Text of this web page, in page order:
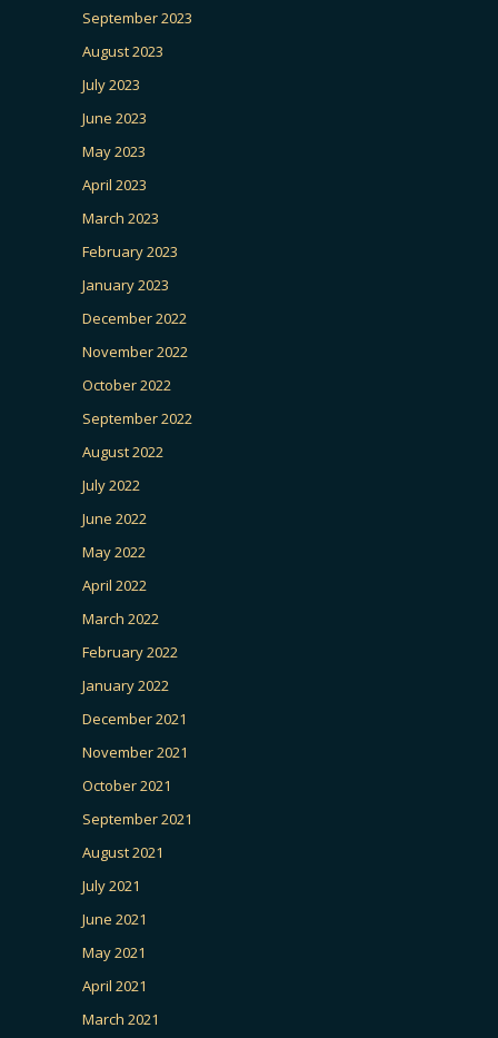
September 2023
August 2023
July 2023
June 2023
May 2023
April 2023
March 2023
February 2023
January 2023
December 2022
November 2022
October 2022
September 2022
August 2022
July 2022
June 2022
May 2022
April 2022
March 2022
February 2022
January 2022
December 2021
November 2021
October 2021
September 2021
August 2021
July 2021
June 2021
May 2021
April 2021
March 2021